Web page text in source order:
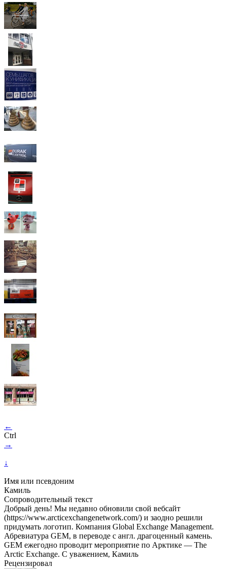
←
Ctrl
→
↓
Имя или псевдоним
Камиль
Сопроводительный текст
Добрый день! Мы недавно обновили свой вебсайт
(https://www.arcticexchangenetwork.com/) и заодно решили
придумать логотип. Компания Global Exchange Management.
Абревиатура GEM, в переводе с англ. драгоценный камень.
GEM ежегодно проводит мероприятие по Арктике — The
Arctic Exchange. С уважением, Камиль
Рецензировал